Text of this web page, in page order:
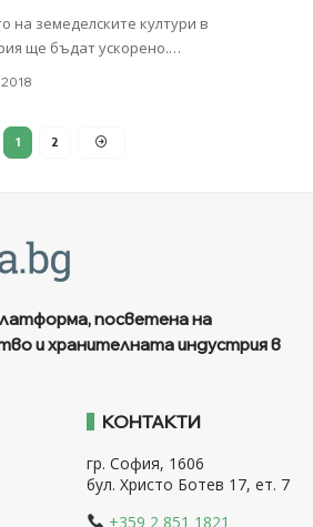
на земеделските култури в
ще бъдат ускорено.…
1 2
посветена на
и хранителната индустрия в
КОНТАКТИ
гр. София, 1606
бул. Христо Ботев 17, ет. 7
+359 2 851 1821